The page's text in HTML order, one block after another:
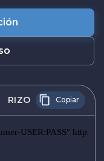
RIZO Copiar
USER:PASS" https://